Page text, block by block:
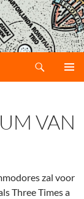
VAN
zal voor
Three Times a